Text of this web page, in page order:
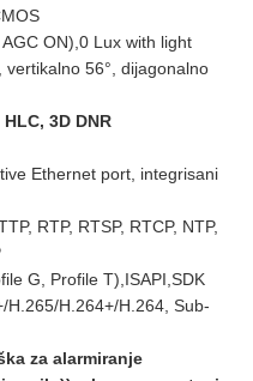
ON),0 Lux with light
vertikalno 56°, dijagonalno
3D DNR
Ethernet port, integrisani
RTP, RTSP, RTCP, NTP,
G, Profile T),ISAPI,SDK
H.265/H.264+/H.264, Sub-
za alarmiranje